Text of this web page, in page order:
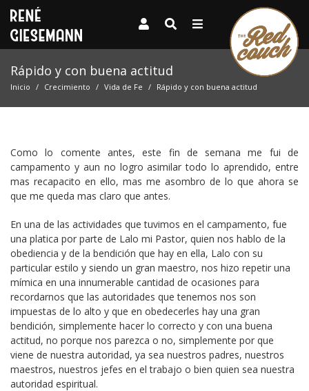
Rápido y con buena actitud
Inicio Crecimiento Vida de Fe Rápido y con buena actitud
Como lo comente antes, este fin de semana me fui de
campamento y aun no logro asimilar todo lo aprendido, entre
mas recapacito en ello, mas me asombro de lo que ahora se
que me queda mas claro que antes.
En una de las actividades que tuvimos en el campamento, fue
una platica por parte de Lalo mi Pastor, quien nos hablo de la
obediencia y de la bendición que hay en ella, Lalo con su
particular estilo y siendo un gran maestro, nos hizo repetir una
mímica en una innumerable cantidad de ocasiones para
recordarnos que las autoridades que tenemos nos son
impuestas de lo alto y que en obedecerles hay una gran
bendición, simplemente hacer lo correcto y con una buena
actitud, no porque nos parezca o no, simplemente por que
viene de nuestra autoridad, ya sea nuestros padres, nuestros
maestros, nuestros jefes en el trabajo o bien quien sea nuestra
autoridad espiritual.